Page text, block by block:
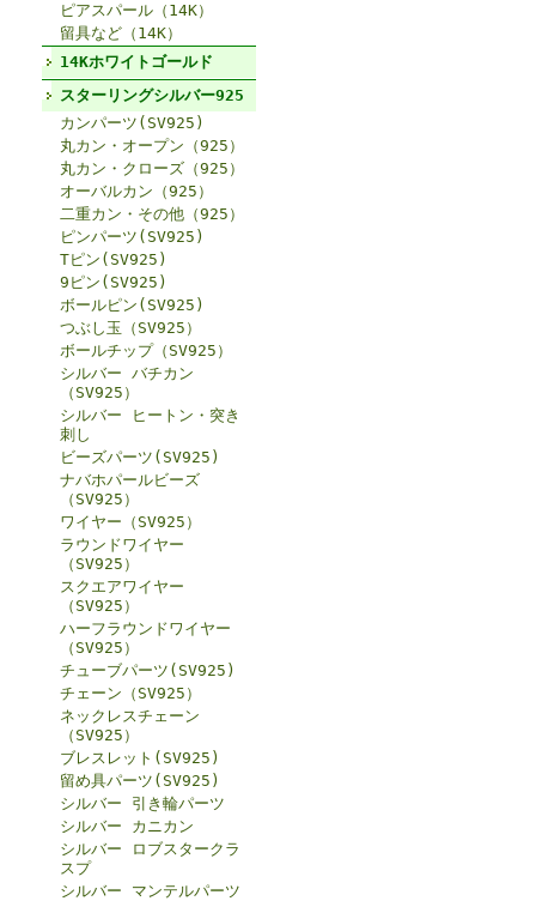
ピアスパール（14K）
留具など（14K）
14Kホワイトゴールド
スターリングシルバー925
カンパーツ(SV925)
丸カン・オープン（925）
丸カン・クローズ（925）
オーバルカン（925）
二重カン・その他（925）
ピンパーツ(SV925)
Tピン(SV925)
9ピン(SV925)
ボールピン(SV925)
つぶし玉（SV925）
ボールチップ（SV925）
シルバー バチカン
（SV925）
シルバー ヒートン・突き
刺し
ビーズパーツ(SV925)
ナバホパールビーズ
（SV925）
ワイヤー（SV925）
ラウンドワイヤー
（SV925）
スクエアワイヤー
（SV925）
ハーフラウンドワイヤー
（SV925）
チューブパーツ(SV925)
チェーン（SV925）
ネックレスチェーン
（SV925）
ブレスレット(SV925)
留め具パーツ(SV925)
シルバー 引き輪パーツ
シルバー カニカン
シルバー ロブスタークラ
スプ
シルバー マンテルパーツ